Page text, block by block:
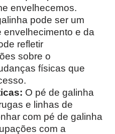
envelhecemos.
pode ser um
e da
refletir
sobre o
físicas que
O pé de galinha
e linhas de
com pé de galinha
com a